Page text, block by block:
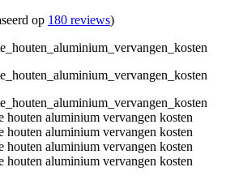
op 180 reviews)